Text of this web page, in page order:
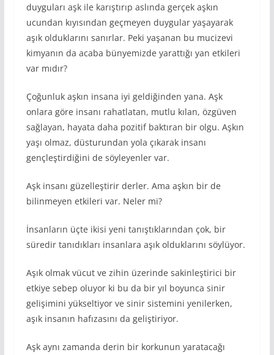
duyguları aşk ile karıştırıp aslında gerçek aşkın
ucundan kıyısından geçmeyen duygular yaşayarak
aşık olduklarını sanırlar. Peki yaşanan bu mucizevi
kimyanın da acaba bünyemizde yarattığı yan etkileri
var mıdır?
Çoğunluk aşkın insana iyi geldiğinden yana. Aşk
onlara göre insanı rahatlatan, mutlu kılan, özgüven
sağlayan, hayata daha pozitif baktıran bir olgu. Aşkın
yaşı olmaz, düsturundan yola çıkarak insanı
gençleştirdiğini de söyleyenler var.
Aşk insanı güzelleştirir derler. Ama aşkın bir de
bilinmeyen etkileri var. Neler mi?
İnsanların üçte ikisi yeni tanıştıklarından çok, bir
süredir tanıdıkları insanlara aşık olduklarını söylüyor.
Aşık olmak vücut ve zihin üzerinde sakinleştirici bir
etkiye sebep oluyor ki bu da bir yıl boyunca sinir
gelişimini yükseltiyor ve sinir sistemini yenilerken,
aşık insanın hafızasını da geliştiriyor.
Aşk aynı zamanda derin bir korkunun yaratacağı